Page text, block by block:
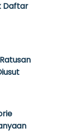
Daftar